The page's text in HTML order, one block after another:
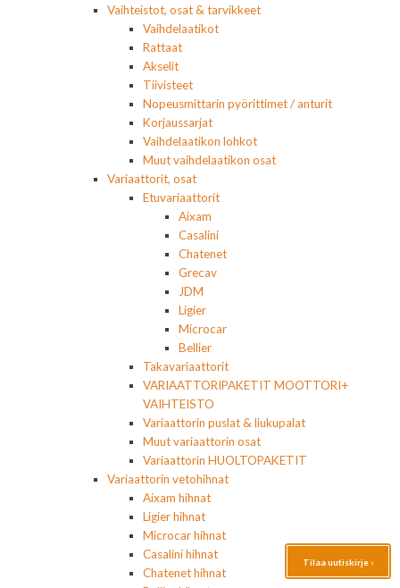
Vaihteistot, osat & tarvikkeet
Vaihdelaatikot
Rattaat
Akselit
Tiivisteet
Nopeusmittarin pyörittimet / anturit
Korjaussarjat
Vaihdelaatikon lohkot
Muut vaihdelaatikon osat
Variaattorit, osat
Etuvariaattorit
Aixam
Casalini
Chatenet
Grecav
JDM
Ligier
Microcar
Bellier
Takavariaattorit
VARIAATTORIPAKETIT MOOTTORI+
VAIHTEISTO
Variaattorin puslat & liukupalat
Muut variaattorin osat
Variaattorin HUOLTOPAKETIT
Variaattorin vetohihnat
Aixam hihnat
Ligier hihnat
Microcar hihnat
Casalini hihnat
Chatenet hihnat
Tilaa uutiskirje ›